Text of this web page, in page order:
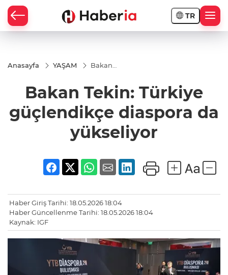
TR
Anasayfa YAŞAM
Bakan
güçlendikçe
diaspora da
Bakan Tekin: Türkiye
güçlendikçe diaspora da
yükseliyor
Haber Giriş Tarihi: 18.05.2026 18:04
Haber Güncellenme Tarihi: 18.05.2026 18:04
Kaynak: IGF